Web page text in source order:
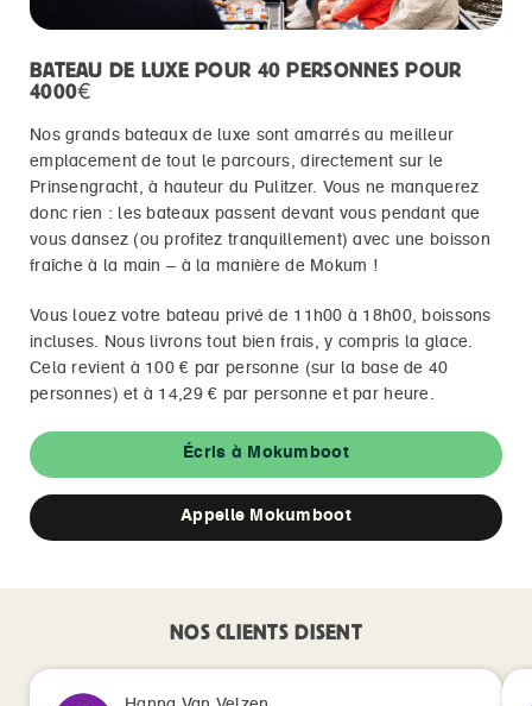
BATEAU DE LUXE POUR 40 PERSONNES POUR
4000€
Nos grands bateaux de luxe sont amarrés au meilleur
emplacement de tout le parcours, directement sur le
Prinsengracht, à hauteur du Pulitzer. Vous ne manquerez
donc rien : les bateaux passent devant vous pendant que
vous dansez (ou profitez tranquillement) avec une boisson
fraîche à la main – à la manière de Mokum !
Vous louez votre bateau privé de 11h00 à 18h00, boissons
incluses. Nous livrons tout bien frais, y compris la glace.
Cela revient à 100 € par personne (sur la base de 40
personnes) et à 14,29 € par personne et par heure.
Écris à Mokumboot
Appelle Mokumboot
NOS CLIENTS DISENT